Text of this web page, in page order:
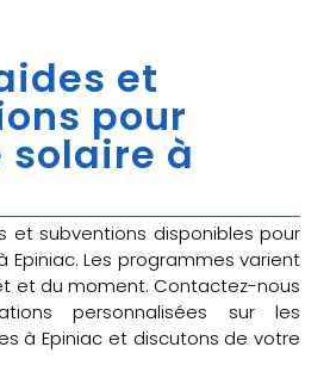
et
pour
solaire à
et subventions disponibles pour
Epiniac. Les programmes varient
et du moment. Contactez-nous
personnalisées sur les
à Epiniac et discutons de votre